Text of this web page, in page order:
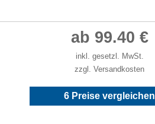
ab 99.40 €
inkl. gesetzl. MwSt.
zzgl. Versandkosten
6 Preise vergleichen